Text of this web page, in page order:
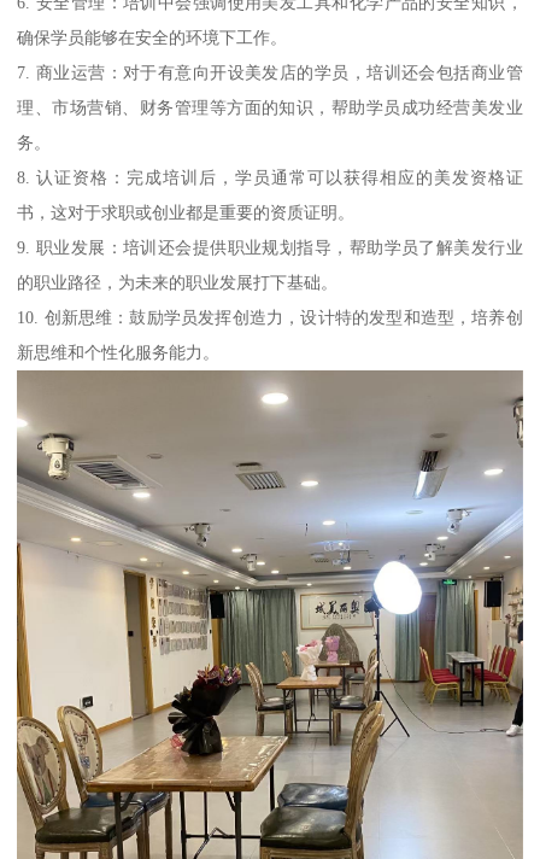
确保学员能够在安全的环境下工作。
7. 商业运营：对于有意向开设美发店的学员，培训还会包括商业管
理、市场营销、财务管理等方面的知识，帮助学员成功经营美发业
务。
8. 认证资格：完成培训后，学员通常可以获得相应的美发资格证
书，这对于求职或创业都是重要的资质证明。
9. 职业发展：培训还会提供职业规划指导，帮助学员了解美发行业
的职业路径，为未来的职业发展打下基础。
10. 创新思维：鼓励学员发挥创造力，设计特的发型和造型，培养创
新思维和个性化服务能力。